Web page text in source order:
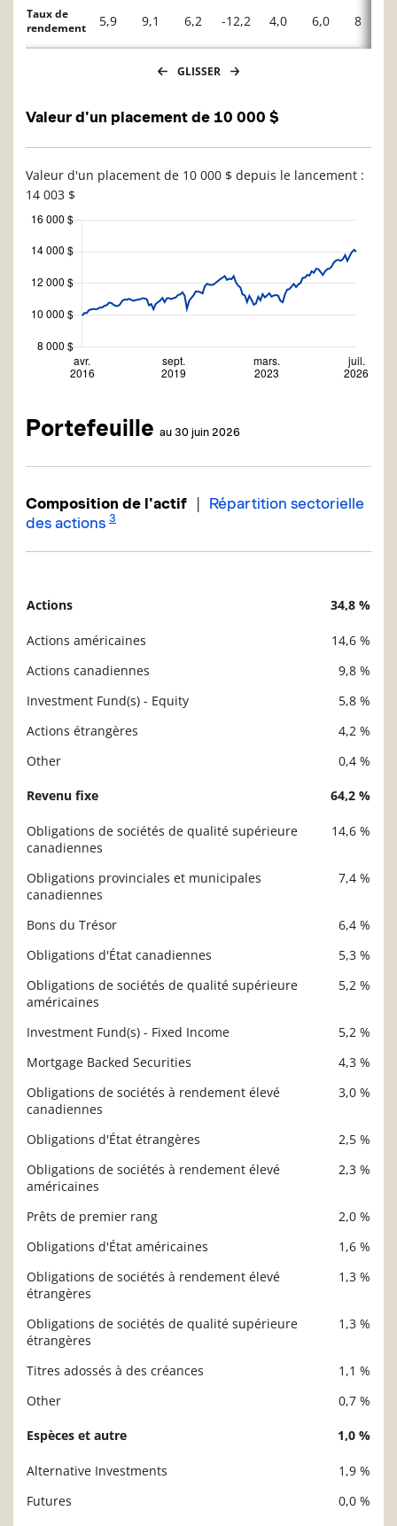
Taux de
rendement
5,9 9,1 6,2 -12,2 4,0 6,0 8,9
GLISSER
Valeur d'un placement de 10 000 $
Valeur d'un placement de 10 000 $ depuis le lancement :
14 003 $
Portefeuille au 30 juin 2026
Composition de l'actif | Répartition sectorielle
des actions 3
Actions 34,8 %
Actions américaines
14,6 %
Actions canadiennes
9,8 %
Investment Fund(s) - Equity
5,8 %
Actions étrangères
4,2 %
Other
0,4 %
Revenu fixe 64,2 %
Obligations de sociétés de qualité supérieure
canadiennes
14,6 %
Obligations provinciales et municipales
canadiennes
7,4 %
Bons du Trésor
6,4 %
Obligations d'État canadiennes
5,3 %
Obligations de sociétés de qualité supérieure
américaines
5,2 %
Investment Fund(s) - Fixed Income
5,2 %
Mortgage Backed Securities
4,3 %
Obligations de sociétés à rendement élevé
canadiennes
3,0 %
Obligations d'État étrangères
2,5 %
Obligations de sociétés à rendement élevé
américaines
2,3 %
Prêts de premier rang
2,0 %
Obligations d'État américaines
1,6 %
Obligations de sociétés à rendement élevé
étrangères
1,3 %
Obligations de sociétés de qualité supérieure
étrangères
1,3 %
Titres adossés à des créances
1,1 %
Other
0,7 %
Espèces et autre 1,0 %
Alternative Investments
1,9 %
Futures
0,0 %